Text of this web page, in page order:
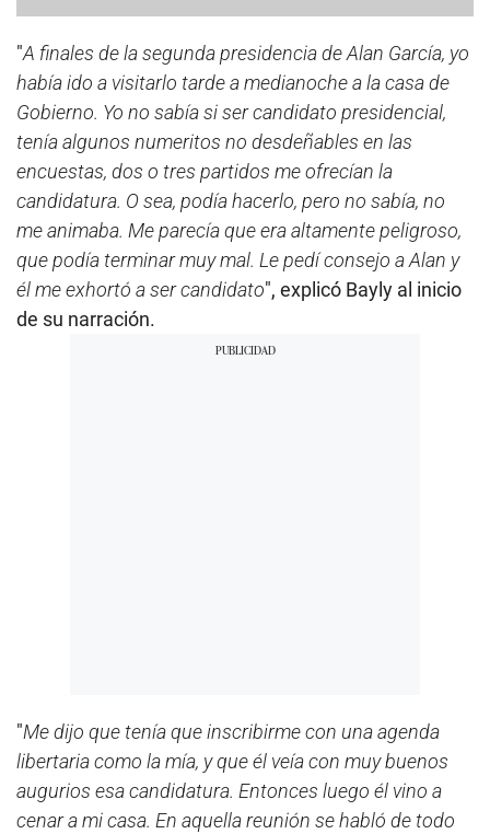
"A finales de la segunda presidencia de Alan García, yo
había ido a visitarlo tarde a medianoche a la casa de
Gobierno. Yo no sabía si ser candidato presidencial,
tenía algunos numeritos no desdeñables en las
encuestas, dos o tres partidos me ofrecían la
candidatura. O sea, podía hacerlo, pero no sabía, no
me animaba. Me parecía que era altamente peligroso,
que podía terminar muy mal. Le pedí consejo a Alan y
él me exhortó a ser candidato", explicó Bayly al inicio
de su narración.
"Me dijo que tenía que inscribirme con una agenda
libertaria como la mía, y que él veía con muy buenos
augurios esa candidatura. Entonces luego él vino a
cenar a mi casa. En aquella reunión se habló de todo